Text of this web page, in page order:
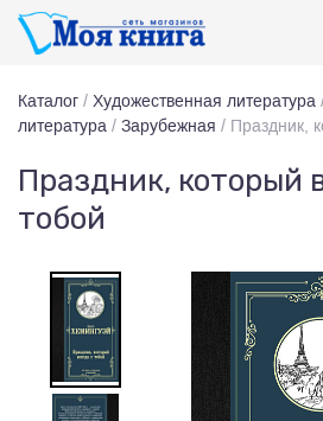
Каталог / Художественная литература
литература / Зарубежная / Праздник,
Праздник, который
тобой